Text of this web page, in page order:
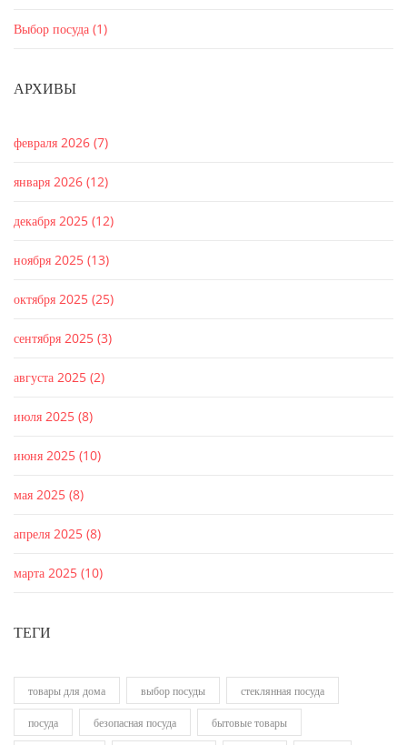
Выбор посуда (1)
АРХИВЫ
февраля 2026 (7)
января 2026 (12)
декабря 2025 (12)
ноября 2025 (13)
октября 2025 (25)
сентября 2025 (3)
августа 2025 (2)
июля 2025 (8)
июня 2025 (10)
мая 2025 (8)
апреля 2025 (8)
марта 2025 (10)
ТЕГИ
товары для дома выбор посуды стеклянная посуда
посуда безопасная посуда бытовые товары